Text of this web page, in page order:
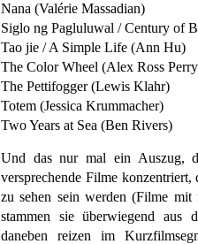
Nana (Valérie Massadian)
Siglo ng Pagluluwal / Century of
Tao jie / A Simple Life (Ann Hu)
The Color Wheel (Alex Ross
The Pettifogger (Lewis Klahr)
Totem (Jessica Krummacher)
Two Years at Sea (Ben Rivers)
Und das nur mal ein Auszug,
versprechende Filme
zu sehen sein werden (Filme mit
stammen sie überwiegend aus
daneben reizen im